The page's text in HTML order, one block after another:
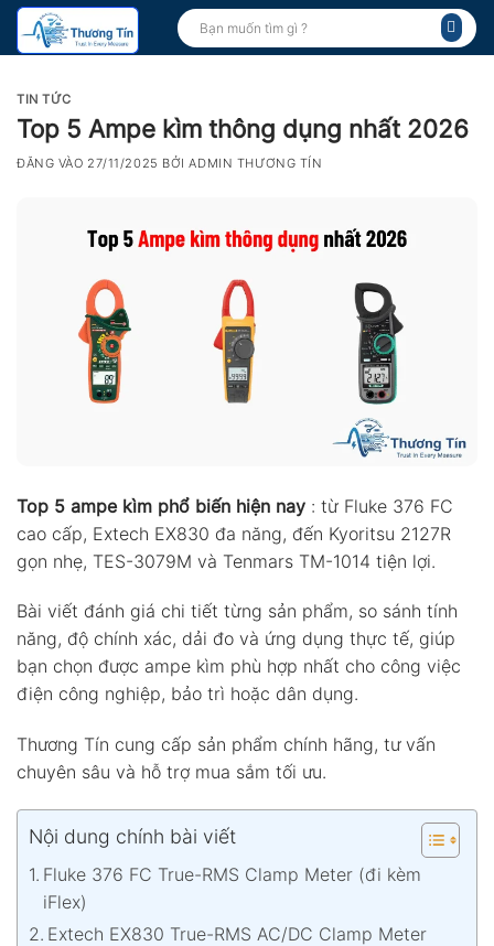
Bỏ
qua
dung
Tìm
kiếm:
TIN TỨC
Top 5 Ampe kìm thông dụng nhất 2026
ĐĂNG VÀO 27/11/2025 BỞIADMIN THƯƠNG TÍN
Top 5 ampe kìm phổ biến hiện nay : từ Fluke 376 FC
cao cấp, Extech EX830 đa năng, đến Kyoritsu 2127R
gọn nhẹ, TES-3079M và Tenmars TM-1014 tiện lợi.
Bài viết đánh giá chi tiết từng sản phẩm, so sánh tính
năng, độ chính xác, dải đo và ứng dụng thực tế, giúp
bạn chọn được ampe kìm phù hợp nhất cho công việc
điện công nghiệp, bảo trì hoặc dân dụng.
Thương Tín cung cấp sản phẩm chính hãng, tư vấn
chuyên sâu và hỗ trợ mua sắm tối ưu.
Nội dung chính bài viết
Fluke 376 FC True-RMS Clamp Meter (đi kèm
iFlex)
Extech EX830 True-RMS AC/DC Clamp Meter